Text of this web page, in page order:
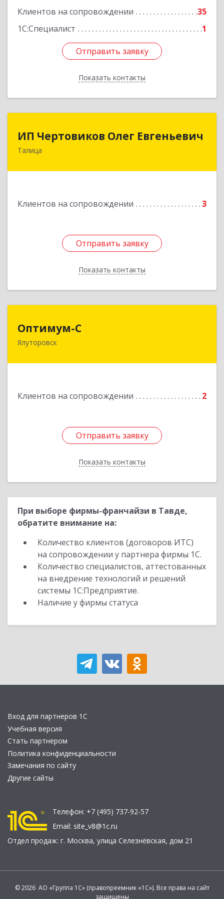
Клиентов на сопровождении
35
1С:Специалист
1
Отправить заявку
Показать контакты
Подробнее
Отправить заявку
Назад
ИП Чертовиков Олег Евгеньевич
Талица
Клиентов на сопровождении 3
Отправить заявку
Показать контакты
623640, Свердловская обл, Талица г, Ленина ул,
Отправить заявку
Назад
Оптимум-С
Ялуторовск
Клиентов на сопровождении 2
Отправить заявку
Показать контакты
Отправить заявку
Назад
При выборе фирмы-франчайзи в Тавде,
обратите внимание на:
Количество клиентов (договоров ИТС)
на сопровождении у партнера фирмы 1С.
Количество специалистов, аттестованных
на внедрение технологий и решений
системы 1С:Предприятие.
Наличие у фирмы статуса
Вход для партнеров 1С
Учебная версия
Стать партнером
Политика конфиденциальности
Замечания по сайту
Другие сайты
Телефон: +7 (495) 737-92-57
Email: site_v8@1c.ru
Отдел продаж: г. Москва, улица Селезнёвская, дом 21
© 2026 АО «Группа 1С» (правопреемник «1С»). Все права на сайт
защищены